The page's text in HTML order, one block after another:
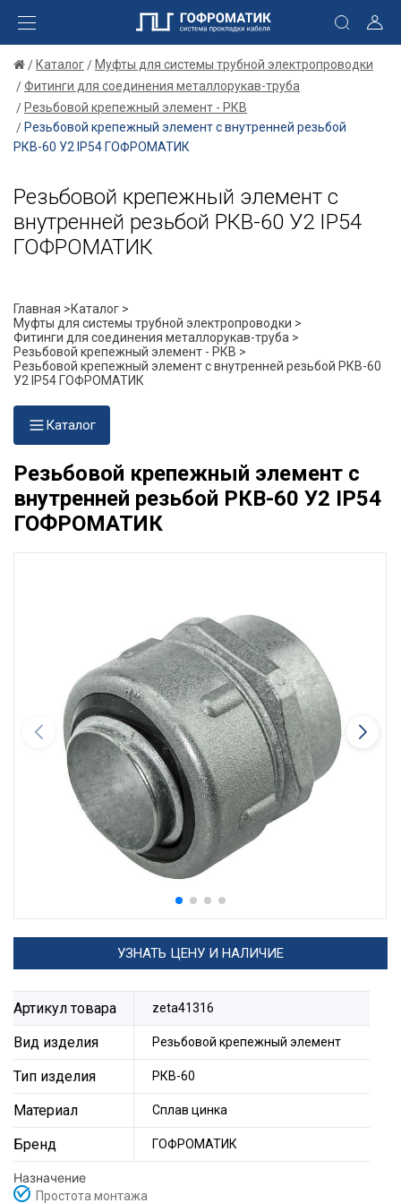
Каталог
Муфты для системы трубной электропроводки
Фитинги для соединения металлорукав-труба
Резьбовой крепежный элемент - РКВ
Резьбовой крепежный элемент с внутренней резьбой
РКВ-60 У2 IP54 ГОФРОМАТИК
Резьбовой крепежный элемент с
внутренней резьбой РКВ-60 У2 IP54
ГОФРОМАТИК
Главная >Каталог >
Муфты для системы трубной электропроводки >
Фитинги для соединения металлорукав-труба >
Резьбовой крепежный элемент - РКВ >
Резьбовой крепежный элемент с внутренней резьбой РКВ-60
У2 IP54 ГОФРОМАТИК
Каталог
Резьбовой крепежный элемент с
внутренней резьбой РКВ-60 У2 IP54
ГОФРОМАТИК
УЗНАТЬ ЦЕНУ И НАЛИЧИЕ
Артикул товара zeta41316
Вид изделия Резьбовой крепежный элемент
Тип изделия РКВ-60
Материал Сплав цинка
Бренд ГОФРОМАТИК
Назначение
Простота монтажа